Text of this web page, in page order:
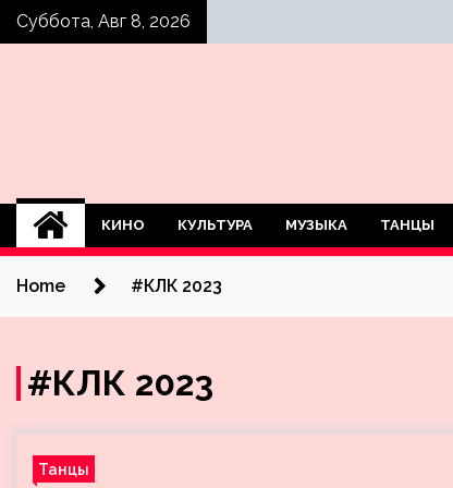
SkipСуббота, Авг 8, 2026
КИНО КУЛЬТУРА МУЗЫКА ТАНЦЫ
Home #КЛК 2023
#КЛК 2023
Танцы